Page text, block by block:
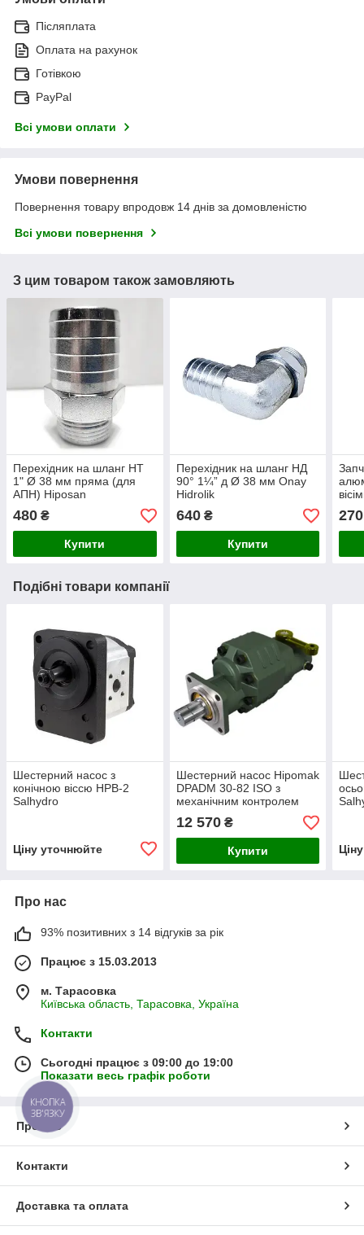
Післяплата
Оплата на рахунок
Готівкою
PayPal
Всі умови оплати
Умови повернення
Повернення товару впродовж 14 днів за домовленістю
Всі умови повернення
З цим товаром також замовляють
Перехідник на шланг НТ
1" Ø 38 мм пряма (для
АПН) Hiposan
480 ₴
Купити
Перехідник на шланг НД
90° 1¼” д Ø 38 мм Onay
Hidrolik
640₴
Купити
270
Подібні товари компанії
Шестерний насос з
конічною віссю HPB-2
Salhydro
Ціну уточнюйте
Шестерний насос Hipomak
DPADM 30-82 ISO з
механічним контролем
12 570₴
Купити
Про нас
93% позитивних з 14 відгуків за рік
Працює з 15.03.2013
м. Тарасовка
Київська область, Тарасовка, Україна
Контакти
Сьогодні працює з 09:00 до 19:00
Показати весь графік роботи
Про нас
Контакти
Доставка та оплата
КНОПКА
ЗВ'ЯЗКУ